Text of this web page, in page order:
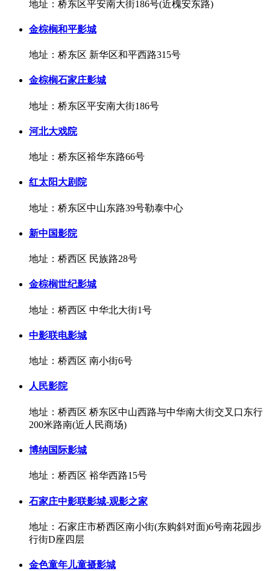
地址：桥东区平安南大街186号(近槐安东路)
金棕榈和平影城
地址：桥东区 新华区和平西路315号
金棕榈石家庄影城
地址：桥东区平安南大街186号
河北大戏院
地址：桥东区裕华东路66号
红太阳大剧院
地址：桥东区中山东路39号勒泰中心
新中国影院
地址：桥西区 民族路28号
金棕榈世纪影城
地址：桥西区 中华北大街1号
中影联电影城
地址：桥西区 南小街6号
人民影院
地址：桥西区 桥东区中山西路与中华南大街交叉口东行
200米路南(近人民商场)
博纳国际影城
地址：桥西区 裕华西路15号
石家庄中影联影城-观影之家
地址：石家庄市桥西区南小街(东购斜对面)6号南花园步
行街D座四层
金色童年儿童摄影城